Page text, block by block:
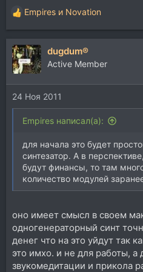
Р
е
а
к
ц
и
и
:
Empires и Novation
dugdum®
Active Member
24 Ноя 2011
Empires написал(а):
для начала это будет
синтезатор. А в
будут финансы, то там
количество модулей
оно имеет смысл в своем
одногенераторный синт
денег что на это уйдут так
это имхо. и не для работы, а
звукомедитации и прикола